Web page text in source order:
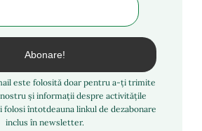
este folosită doar pentru a-ți trimite
și informații despre activitățile
folosi întotdeauna linkul de dezabonare
inclus în newsletter.